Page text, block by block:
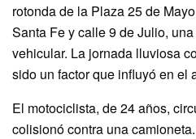
rotonda de la Plaza 25 de
Santa Fe y calle 9 de Julio,
vehicular. La jornada lluviosa
sido un factor que influyó en el
El motociclista, de 24 años,
colisionó contra una